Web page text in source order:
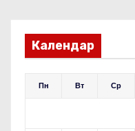
Календар
Пн Вт Ср